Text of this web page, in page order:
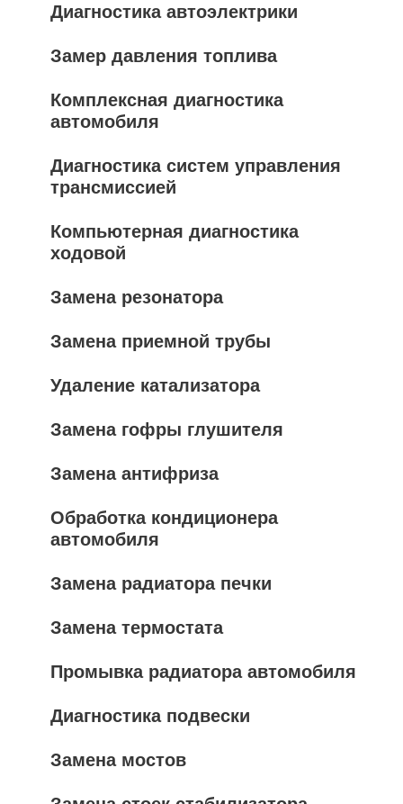
Диагностика автоэлектрики
Замер давления топлива
Комплексная диагностика
автомобиля
Диагностика систем управления
трансмиссией
Компьютерная диагностика
ходовой
Замена резонатора
Замена приемной трубы
Удаление катализатора
Замена гофры глушителя
Замена антифриза
Обработка кондиционера
автомобиля
Замена радиатора печки
Замена термостата
Промывка радиатора автомобиля
Диагностика подвески
Замена мостов